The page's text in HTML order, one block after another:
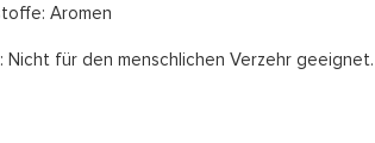
Aromen
Nicht für den menschlichen Verzehr